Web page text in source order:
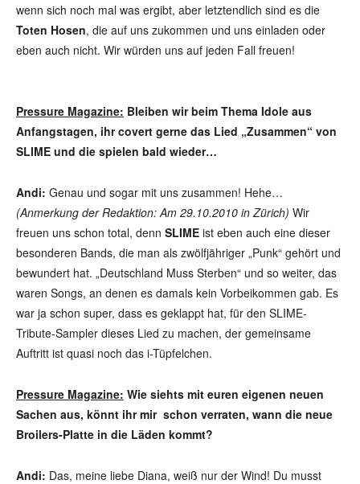
wenn sich noch mal was ergibt, aber letztendlich sind es die
Toten Hosen, die auf uns zukommen und uns einladen oder
eben auch nicht. Wir würden uns auf jeden Fall freuen!
Pressure Magazine: Bleiben wir beim Thema Idole aus
Anfangstagen, ihr covert gerne das Lied „Zusammen“ von
SLIME und die spielen bald wieder…
Andi: Genau und sogar mit uns zusammen! Hehe…
(Anmerkung der Redaktion: Am 29.10.2010 in Zürich) Wir
freuen uns schon total, denn SLIME ist eben auch eine dieser
besonderen Bands, die man als zwölfjähriger „Punk“ gehört und
bewundert hat. „Deutschland Muss Sterben“ und so weiter, das
waren Songs, an denen es damals kein Vorbeikommen gab. Es
war ja schon super, dass es geklappt hat, für den SLIME-
Tribute-Sampler dieses Lied zu machen, der gemeinsame
Auftritt ist quasi noch das i-Tüpfelchen.
Pressure Magazine: Wie siehts mit euren eigenen neuen
Sachen aus, könnt ihr mir schon verraten, wann die neue
Broilers-Platte in die Läden kommt?
Andi: Das, meine liebe Diana, weiß nur der Wind! Du musst